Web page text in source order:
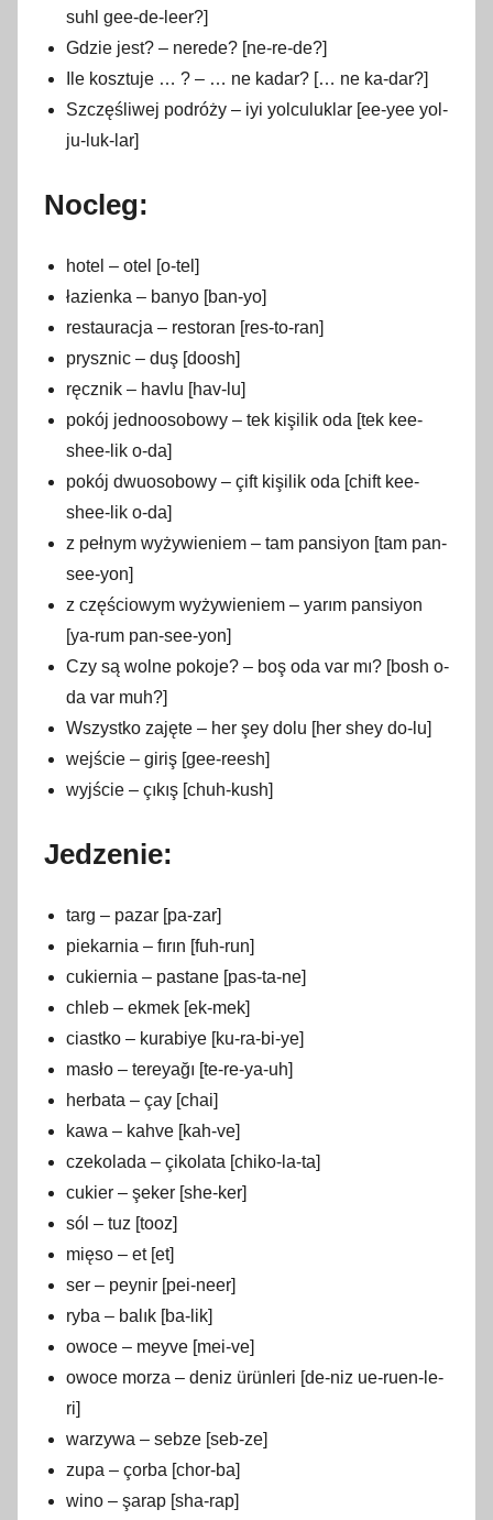
suhl gee-de-leer?]
Gdzie jest? – nerede? [ne-re-de?]
Ile kosztuje … ? – … ne kadar? [… ne ka-dar?]
Szczęśliwej podróży – iyi yolculuklar [ee-yee yol-
ju-luk-lar]
Nocleg:
hotel – otel [o-tel]
łazienka – banyo [ban-yo]
restauracja – restoran [res-to-ran]
prysznic – duş [doosh]
ręcznik – havlu [hav-lu]
pokój jednoosobowy – tek kişilik oda [tek kee-
shee-lik o-da]
pokój dwuosobowy – çift kişilik oda [chift kee-
shee-lik o-da]
z pełnym wyżywieniem – tam pansiyon [tam pan-
see-yon]
z częściowym wyżywieniem – yarım pansiyon
[ya-rum pan-see-yon]
Czy są wolne pokoje? – boş oda var mı? [bosh o-
da var muh?]
Wszystko zajęte – her şey dolu [her shey do-lu]
wejście – giriş [gee-reesh]
wyjście – çıkış [chuh-kush]
Jedzenie:
targ – pazar [pa-zar]
piekarnia – fırın [fuh-run]
cukiernia – pastane [pas-ta-ne]
chleb – ekmek [ek-mek]
ciastko – kurabiye [ku-ra-bi-ye]
masło – tereyağı [te-re-ya-uh]
herbata – çay [chai]
kawa – kahve [kah-ve]
czekolada – çikolata [chiko-la-ta]
cukier – şeker [she-ker]
sól – tuz [tooz]
mięso – et [et]
ser – peynir [pei-neer]
ryba – balık [ba-lik]
owoce – meyve [mei-ve]
owoce morza – deniz ürünleri [de-niz ue-ruen-le-
ri]
warzywa – sebze [seb-ze]
zupa – çorba [chor-ba]
wino – şarap [sha-rap]